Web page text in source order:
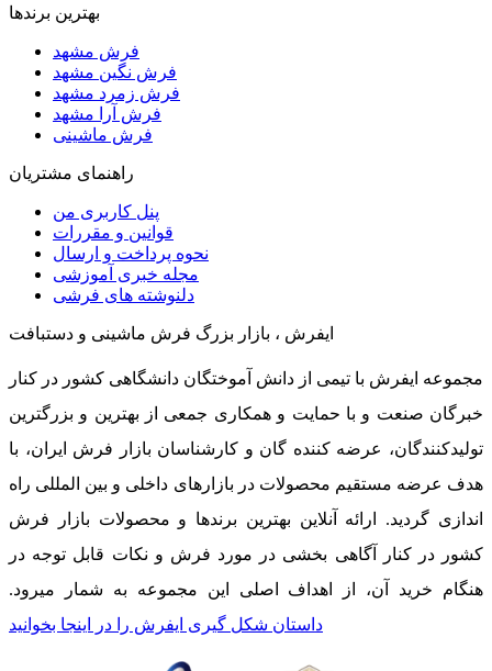
بهترین برندها
فرش مشهد
فرش نگین مشهد
فرش زمرد مشهد
فرش آرا مشهد
فرش ماشینی
راهنمای مشتریان
پنل کاربری من
قوانین و مقررات
نحوه پرداخت و ارسال
مجله خبری آموزشی
دلنوشته های فرشی
ایفرش ، بازار بزرگ فرش ماشینی و دستبافت
مجموعه ایفرش با تیمی از دانش آموختگان دانشگاهی کشور در کنار
خبرگان صنعت و با حمایت و همکاری جمعی از بهترین و بزرگترین
تولیدکنندگان، عرضه کننده گان و کارشناسان بازار فرش ایران، با
هدف عرضه مستقیم محصولات در بازارهای داخلی و بین المللی راه
اندازی گردید. ارائه آنلاین بهترین برندها و محصولات بازار فرش
کشور در کنار آگاهی بخشی در مورد فرش و نکات قابل توجه در
هنگام خرید آن، از اهداف اصلی این مجموعه به شمار میرود.
داستان شکل گیری ایفرش را در اینجا بخوانید